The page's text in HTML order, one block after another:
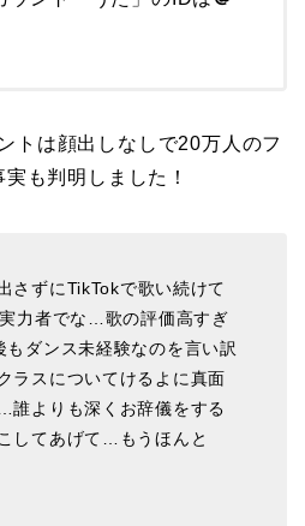
トは顔出しなしで20万人のフ
も判明しました！
さずにTikTokで歌い続けて
力者でな…歌の評価高すぎ
もダンス未経験なのを言い訳
ラスについてけるよに真面
誰よりも深くお辞儀をする
してあげて…もうほんと